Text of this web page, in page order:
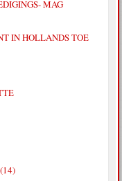
MAG
IN HOLLANDS TOE